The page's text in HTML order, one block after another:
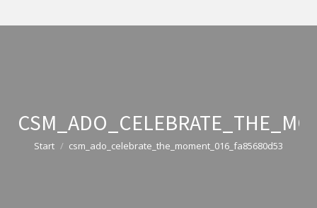
Sie befinden sich hier:
Start csm_ado_celebrate_the_moment_016_fa85680d53